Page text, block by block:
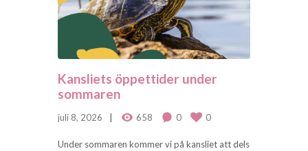
Kansliets öppettider under
sommaren
juli 8, 2026 658 0 0
Under sommaren kommer vi på kansliet att dels